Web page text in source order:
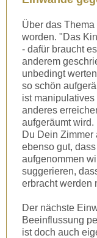
Über das
worden. "Das
- dafür braucht
anderem
unbedingt
so schön
ist
anderes
aufgeräumt
Du Dein Zimmer
ebenso gut,
aufgenommen
suggerieren,
erbracht werden
Der nächste
Beeinflussung
ist doch auch